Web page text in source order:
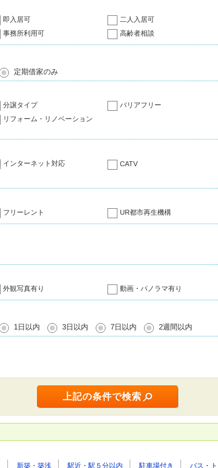
即入居可 二人入居可
事務所利用可 高齢者相談
定期借家のみ
分譲タイプ バリアフリー
リフォーム・リノベーション
インターネット対応 CATV
フリーレント UR都市再生機構
外観写真有り 動画・パノラマ有り
1日以内 3日以内 7日以内 2週間以内
新築・築浅 駅近・駅５分以内 駐車場付き バス・